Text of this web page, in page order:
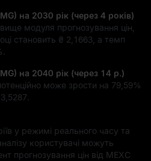
на 2030 рік (через 4 років)
модуля прогнозування цін,
становить ₴ 2,1663 , а темп
на 2040 рік (через 14 р.)
може зрости на 79,59%
у режимі реального часу та
користувачі можуть
прогнозування цін від MEXC